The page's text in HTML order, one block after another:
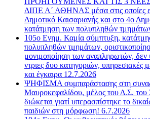
ΔΙΠΕ Α΄ ΑΘΗΝΑΣ μέσα στις οποίες
Δημοτικό Καισαριανής και στο 4ο
κατάτμηση των πολυπληθών
105ο Ενημ. Καμία σύμπτυξη,
πολυπληθών τμημάτων,
μονιμοποίηση των αναπληρωτών, δεν
ντριες δυο κατηγοριών, υπηρεσιακές
και έγκαιρα 12.7.2026
ΨΗΦΙΣΜΑ συμπαράστασης στη
Μαυροκεφαλίδου, μέλος του Δ.Σ.
διώκεται γιατί υπερασπίστηκε το
παιδιών στη μόρφωση! 6.7.2026